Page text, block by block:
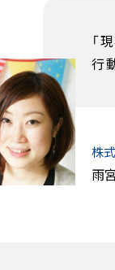
「
行
株
雨